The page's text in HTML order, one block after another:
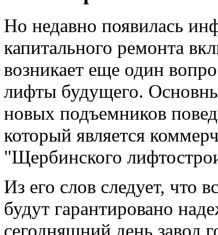
Но недавно появилась
капитального ремонта
возникает еще один
лифты будущего.
новых подъемников
который является
"Щербинского
Из его слов следует, что
будут гарантировано
сегодняшний день завод